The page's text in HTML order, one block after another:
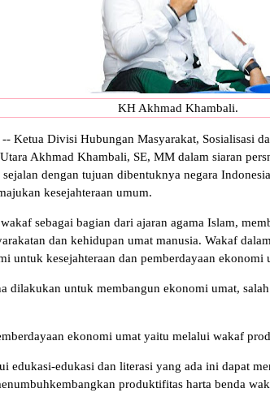
KH Akhmad Khambali.
Ketua Divisi Hubungan Masyarakat, Sosialisasi
Akhmad Khambali, SE, MM dalam siaran
dengan tujuan dibentuknya negara
kesejahteraan umum.
sebagai bagian dari ajaran agama Islam,
dan kehidupan umat manusia. Wakaf
untuk kesejahteraan dan pemberdayaan ekonomi
dilakukan untuk membangun ekonomi umat,
ekonomi umat yaitu melalui wakaf
edukasi-edukasi dan literasi yang ada ini dapat
produktifitas harta benda